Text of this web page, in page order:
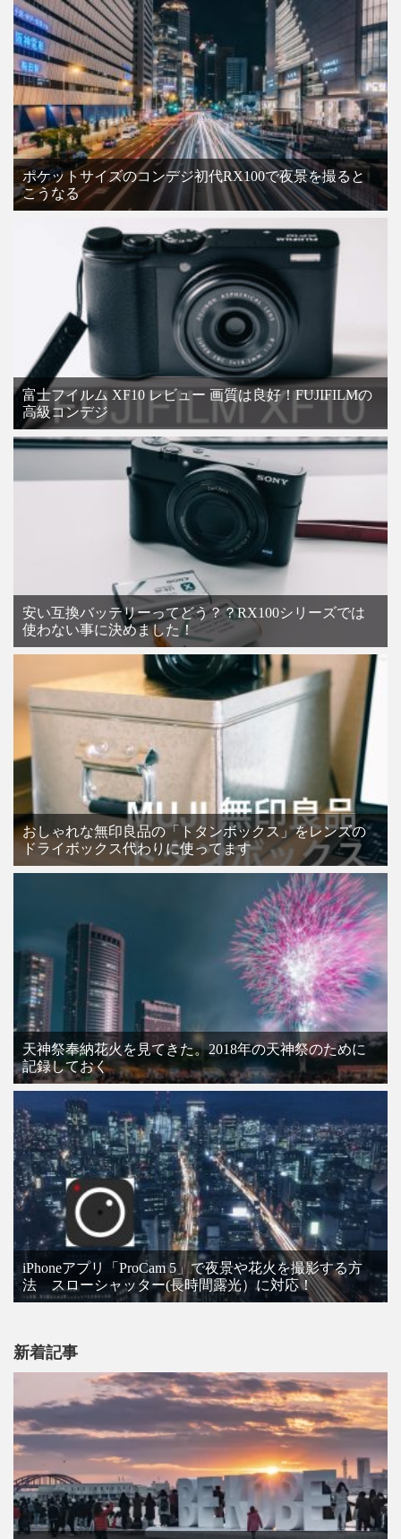
ポケットサイズのコンデジ初代RX100で夜景を撮ると
こうなる
富士フイルム XF10 レビュー 画質は良好！FUJIFILMの
高級コンデジ
安い互換バッテリーってどう？？RX100シリーズでは
使わない事に決めました！
おしゃれな無印良品の「トタンボックス」をレンズの
ドライボックス代わりに使ってます
天神祭奉納花火を見てきた。2018年の天神祭のために
記録しておく
iPhoneアプリ「ProCam 5」で夜景や花火を撮影する方
法 スローシャッター(長時間露光）に対応！
新着記事